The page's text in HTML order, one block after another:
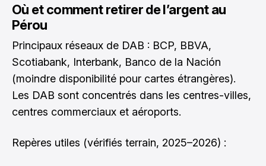
Où et comment retirer de l’argent au
Pérou
Principaux réseaux de DAB : BCP, BBVA,
Scotiabank, Interbank, Banco de la Nación
(moindre disponibilité pour cartes étrangères).
Les DAB sont concentrés dans les centres-villes,
centres commerciaux et aéroports.
Repères utiles (vérifiés terrain, 2025–2026) :